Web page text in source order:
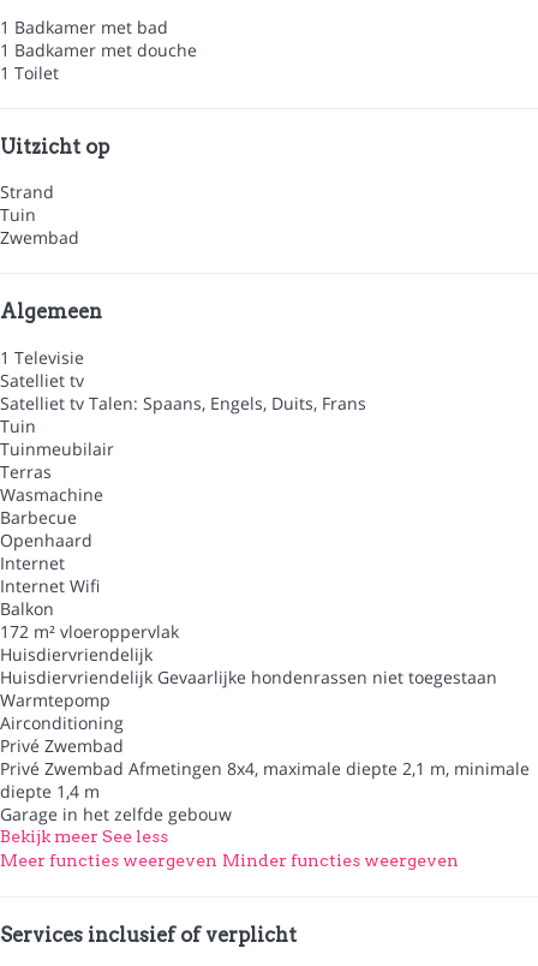
1 Badkamer met bad
1 Badkamer met douche
1 Toilet
Uitzicht op
Strand
Tuin
Zwembad
Algemeen
1 Televisie
Satelliet tv
Satelliet tv Talen: Spaans, Engels, Duits, Frans
Tuin
Tuinmeubilair
Terras
Wasmachine
Barbecue
Openhaard
Internet
Internet Wifi
Balkon
172 m² vloeroppervlak
Huisdiervriendelijk
Huisdiervriendelijk Gevaarlijke hondenrassen niet toegestaan
Warmtepomp
Airconditioning
Privé Zwembad
Privé Zwembad Afmetingen 8x4, maximale diepte 2,1 m, minimale
diepte 1,4 m
Garage in het zelfde gebouw
Bekijk meer See less
Meer functies weergeven Minder functies weergeven
Services inclusief of verplicht